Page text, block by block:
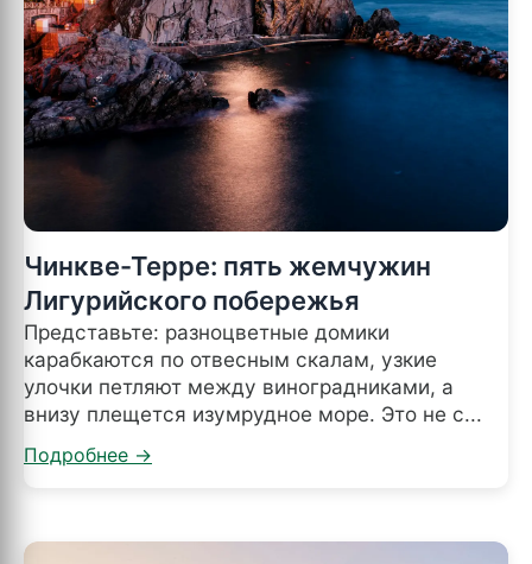
Чинкве-Терре: пять жемчужин
Лигурийского побережья
Представьте: разноцветные домики
карабкаются по отвесным скалам, узкие
улочки петляют между виноградниками, а
внизу плещется изумрудное море. Это не с...